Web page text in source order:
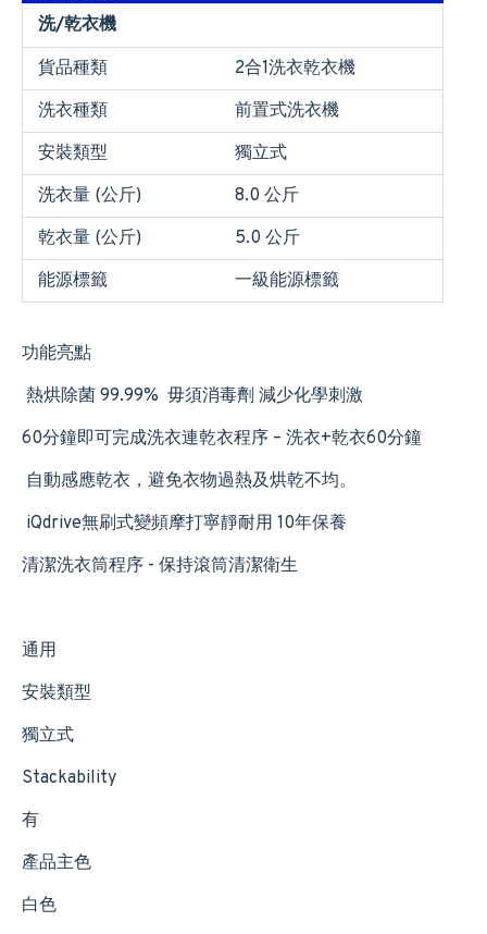
洗/乾衣機
貨品種類
2合1洗衣乾衣機
洗衣種類
前置式洗衣機
安裝類型
獨立式
洗衣量 (公斤)
8.0 公斤
乾衣量 (公斤)
5.0 公斤
能源標籤
一級能源標籤
功能亮點
熱烘除菌 99.99% 毋須消毒劑 減少化學刺激
60分鐘即可完成洗衣連乾衣程序 – 洗衣+乾衣60分鐘
自動感應乾衣，避免衣物過熱及烘乾不均。
iQdrive無刷式變頻摩打寧靜耐用 10年保養
清潔洗衣筒程序 - 保持滾筒清潔衛生
通用
安裝類型
獨立式
Stackability
有
產品主色
白色